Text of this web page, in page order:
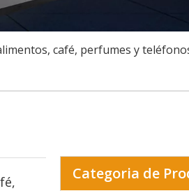
café, perfumes y
Categoria de